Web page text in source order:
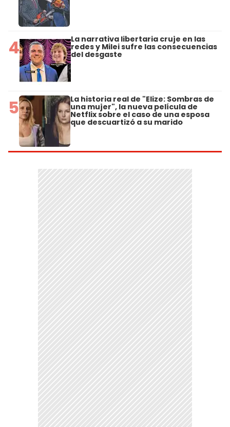
4 La narrativa libertaria cruje en las
redes y Milei sufre las consecuencias
del desgaste
5 La historia real de "Elize: Sombras de
una mujer", la nueva película de
Netflix sobre el caso de una esposa
que descuartizó a su marido